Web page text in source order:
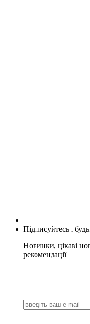
Підписуйтесь і
Новинки, цікаві
рекомендації